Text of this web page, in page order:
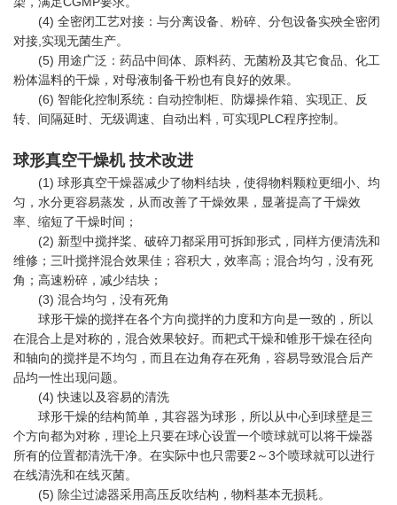
(4) 全密闭工艺对接：与分离设备、粉碎、分包设备实殃全密闭
对接,实现无菌生产。
(5) 用途广泛：药品中间体、原料药、无菌粉及其它食品、化工
粉体温料的干燥，对母液制备干粉也有良好的效果。
(6) 智能化控制系统：自动控制柜、防爆操作箱、实现正、反
转、间隔延时、无级调速、自动出料 , 可实现PLC程序控制。
球形真空干燥机 技术改进
(1) 球形真空干燥器减少了物料结块，使得物料颗粒更细小、均
匀，水分更容易蒸发，从而改善了干燥效果，显著提高了干燥效
率、缩短了干燥时间；
(2) 新型中搅拌桨、破碎刀都采用可拆卸形式，同样方便清洗和
维修；三叶搅拌混合效果佳；容积大，效率高；混合均匀，没有死
角；高速粉碎，减少结块；
(3) 混合均匀，没有死角
球形干燥的搅拌在各个方向搅拌的力度和方向是一致的，所以
在混合上是对称的，混合效果较好。而耙式干燥和锥形干燥在径向
和轴向的搅拌是不均匀，而且在边角存在死角，容易导致混合后产
品均一性出现问题。
(4) 快速以及容易的清洗
球形干燥的结构简单，其容器为球形，所以从中心到球壁是三
个方向都为对称，理论上只要在球心设置一个喷球就可以将干燥器
所有的位置都清洗干净。在实际中也只需要2～3个喷球就可以进行
在线清洗和在线灭菌。
(5) 除尘过滤器采用高压反吹结构，物料基本无损耗。